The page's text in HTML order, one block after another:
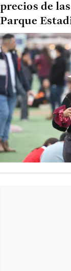
precios de
Parque